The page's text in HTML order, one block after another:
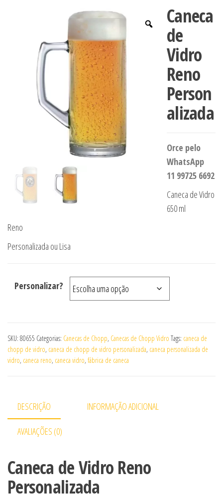
Caneca
de
Vidro
Reno
Person
alizada
Orce pelo
WhatsApp
11 99725 6692
Caneca de Vidro
650 ml
Reno
Personalizada ou Lisa
Personalizar?
SKU: 80655 Categorias: Canecas de Chopp, Canecas de Chopp Vidro Tags: caneca de
chopp de vidro, caneca de chopp de vidro personalizada, caneca personalizada de
vidro, caneca reno, caneca vidro, fábrica de caneca
DESCRIÇÃO INFORMAÇÃO ADICIONAL
AVALIAÇÕES (0)
Caneca de Vidro Reno
Personalizada